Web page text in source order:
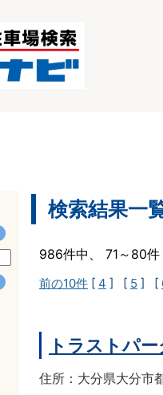
検索結果一
986件中、 71～80
前の10件 [ 4 ] [ 5 ] [
トラストパ
住所：大分県大分市